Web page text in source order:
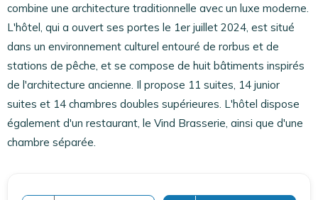
combine une architecture traditionnelle avec un luxe moderne.
L'hôtel, qui a ouvert ses portes le 1er juillet 2024, est situé
dans un environnement culturel entouré de rorbus et de
stations de pêche, et se compose de huit bâtiments inspirés
de l'architecture ancienne. Il propose 11 suites, 14 junior
suites et 14 chambres doubles supérieures. L'hôtel dispose
également d'un restaurant, le Vind Brasserie, ainsi que d'une
chambre séparée.